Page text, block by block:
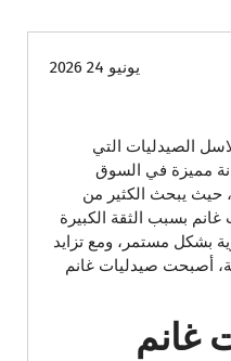
يونيو 24 2026
الصيدليات التي
مميزة في السوق
حيث يبحث الكثير من
بسبب الثقة الكبيرة
بشكل مستمر، ومع تزايد
أصبحت صيدليات غانم
غانم